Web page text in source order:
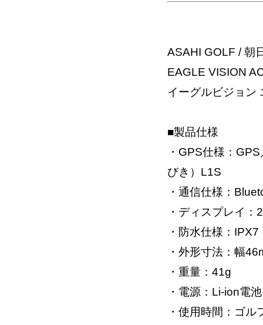
ASAHI GOLF / 朝
EAGLE VISION
イーグルビジョン
■製品仕様
・GPS仕様：
びき）L1S
・通信仕様：
・ディスプレイ
・防水仕様：IPX7
・外形寸法：幅
・重量：41g
・電源：Li-ion電池
・使用時間：ゴ